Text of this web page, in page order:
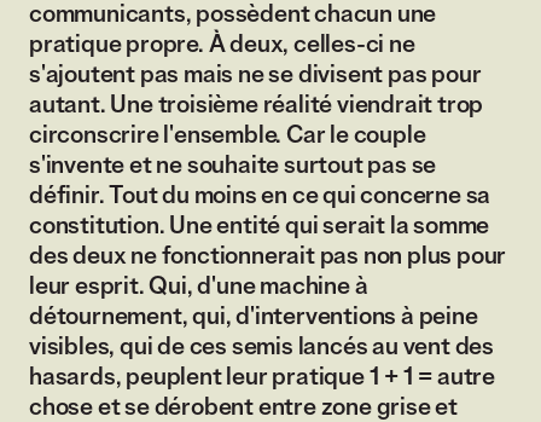
communicants, possèdent chacun une
pratique propre. À deux, celles-ci ne
s'ajoutent pas mais ne se divisent pas pour
autant. Une troisième réalité viendrait trop
circonscrire l'ensemble. Car le couple
s'invente et ne souhaite surtout pas se
définir. Tout du moins en ce qui concerne sa
constitution. Une entité qui serait la somme
des deux ne fonctionnerait pas non plus pour
leur esprit. Qui, d'une machine à
détournement, qui, d'interventions à peine
visibles, qui de ces semis lancés au vent des
hasards, peuplent leur pratique 1 + 1 = autre
chose et se dérobent entre zone grise et